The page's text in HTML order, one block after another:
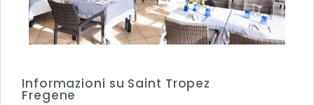
Informazioni su Saint Tropez
Fregene